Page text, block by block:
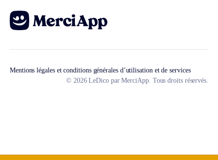
Mentions légales et conditions générales d’utilisation et de services
© 2026 LeDico par MerciApp. Tous droits réservés.